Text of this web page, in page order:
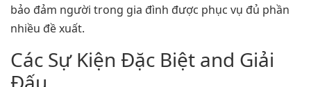
bảo đảm người trong gia đình được phục vụ đủ phần
nhiều đề xuất.
Các Sự Kiện Đặc Biệt and Giải